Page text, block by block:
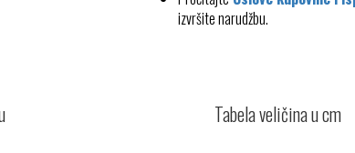
izvršite narudžbu.
Tabela veličina u cm